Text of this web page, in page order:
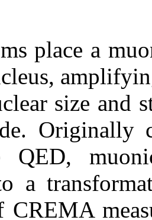
place a
size and
Originally
QED,
a
CREMA